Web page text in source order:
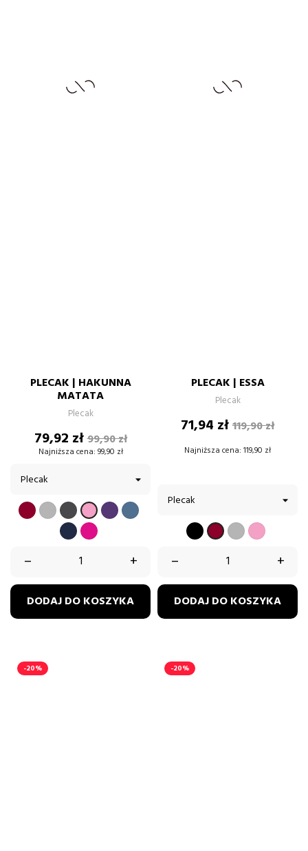
PLECAK | HAKUNNA
MATATA
Plecak
Cena
79,92 złCena
podstawowa
99,90 zł
Najniższa cena: 99,90 zł
BORDOWY
SZARYGRAFITPUDROWY
RÓŻ
FIOLETOWY
BŁĘKITNY
GRANATOWY
FUKSJA
– +
DODAJ DO KOSZYKA
PLECAK | ESSA
Plecak
Cena
71,94 złCena
119,90 zł
Najniższa cena: 119,90 zł
CZARNYBORDOWY
SZARY
– +
DODAJ DO KOSZYKA
-20% -20%